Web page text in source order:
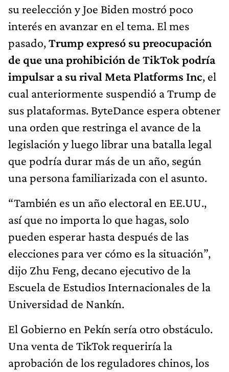
su reelección y Joe Biden mostró poco
interés en avanzar en el tema. El mes
pasado,Trump expresó su preocupación
de que una prohibición de TikTok podría
impulsar a su rival Meta Platforms Inc, el
cual anteriormente suspendió a Trump de
sus plataformas. ByteDance espera obtener
una orden que restringa el avance de la
legislación y luego librar una batalla legal
que podría durar más de un año, según
una persona familiarizada con el asunto.
“También es un año electoral en EE.UU.,
así que no importa lo que hagas, solo
pueden esperar hasta después de las
elecciones para ver cómo es la situación”,
dijo Zhu Feng, decano ejecutivo de la
Escuela de Estudios Internacionales de la
Universidad de Nankín.
El Gobierno en Pekín sería otro obstáculo.
Una venta de TikTok requeriría la
aprobación de los reguladores chinos, los